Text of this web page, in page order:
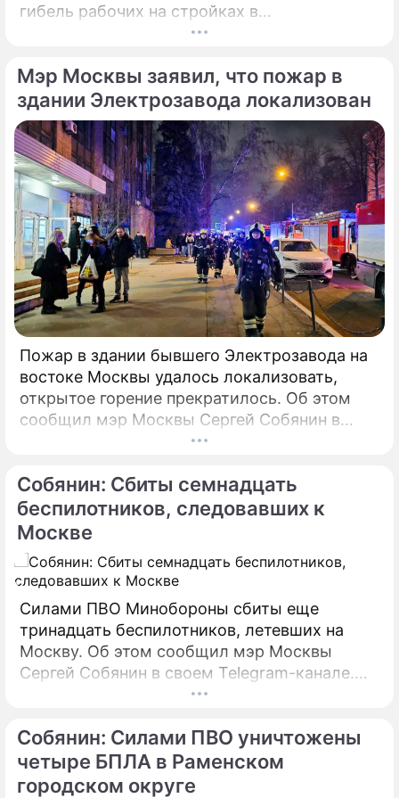
гибель рабочих на стройках в
Калининградской области.
распоряжении редакции) депутат направил
6 февраля 2025 года председателю СК РФ
Александру Бастрыкину. В письме Кирьянов
отмечает, что число несчастных случаев в
регионе продолжает расти.
Мэр Москвы заявил, что пожар в
здании Электрозавода локализован
Пожар в здании бывшего Электрозавода на
востоке Москвы удалось локализовать,
открытое горение прекратилось. Об этом
сообщил мэр Москвы Сергей Собянин в
своем Telegram-канале. По его словам, в
предпринимаются все меры по ликвидации
пожара.
Собянин: Сбиты семнадцать
беспилотников, следовавших к
Москве
Силами ПВО Минобороны сбиты еще
тринадцать беспилотников, летевших на
Москву. Об этом сообщил мэр Москвы
Сергей Собянин в своем Telegram-канале.
БПЛА уничтожены в городских округах
Собянин: Силами ПВО уничтожены
четыре БПЛА в Раменском
городском округе